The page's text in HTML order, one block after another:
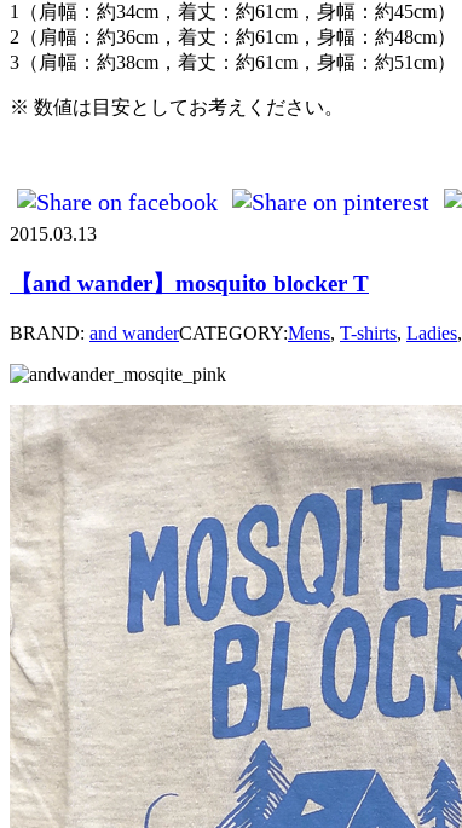
1（肩幅：約34cm，着丈：約61cm，身幅：約45cm）
2（肩幅：約36cm，着丈：約61cm，身幅：約48cm）
3（肩幅：約38cm，着丈：約61cm，身幅：約51cm）
※ 数値は目安としてお考えください。
2015.03.13
【and wander】mosquito blocker T
BRAND: and wanderCATEGORY:Mens, T-shirts, Ladies,